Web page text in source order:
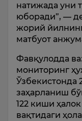
натижада уни
юборади”, —
жорий
матбуот
Фавқулодда
мониторинг
Ўзбекистонда
заҳарланиш
122 киши
вақтидаги